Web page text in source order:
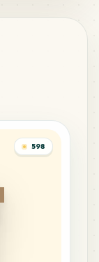
598